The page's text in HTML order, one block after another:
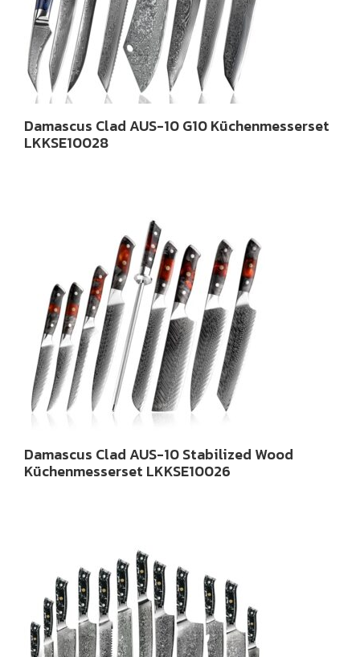
Damascus Clad AUS-10 G10 Küchenmesserset
LKKSE10028
Damascus Clad AUS-10 Stabilized Wood
Küchenmesserset LKKSE10026